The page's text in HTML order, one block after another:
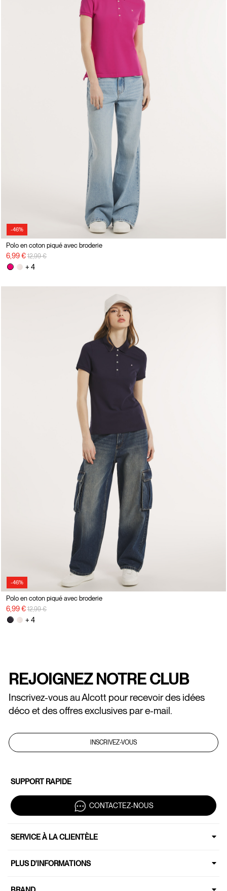
-46%
Polo en coton piqué avec broderie
6,99 € Prix réduit de
12,99 €à
+ 4
-46%
Polo en coton piqué avec broderie
6,99 € Prix réduit de
12,99 €
+ 4
REJOIGNEZ NOTRE CLUB
Inscrivez-vous au Alcott pour recevoir des idées
déco et des offres exclusives par e-mail.
INSCRIVEZ-VOUS
SUPPORT RAPIDE
CONTACTEZ-NOUS
SERVICE À LA CLIENTÈLE
PLUS D'INFORMATIONS